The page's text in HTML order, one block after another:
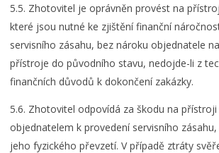
5.5. Zhotovitel je oprávněn provést na
které jsou nutné ke zjištění finanční
servisního zásahu, bez nároku objednatele
přístroje do původního stavu, nedojde-li z
finančních důvodů k dokončení zakázky.
5.6. Zhotovitel odpovídá za škodu na
objednatelem k provedení servisního
jeho fyzického převzetí. V případě ztráty